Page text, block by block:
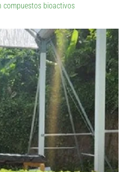
compuestos bioactivos